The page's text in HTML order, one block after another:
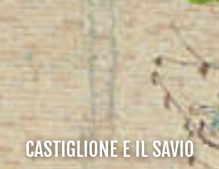
CASTIGLIONE E IL SAVIO